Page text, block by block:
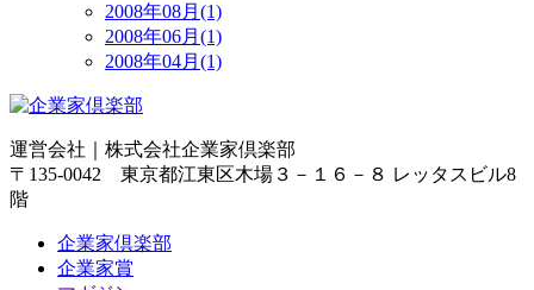
2008年08月(1)
2008年06月(1)
2008年04月(1)
運営会社｜ 株式会社企業家倶楽部
〒135-0042 東京都江東区木場３－１６－８ レッタスビル8
階
企業家倶楽部
企業家賞